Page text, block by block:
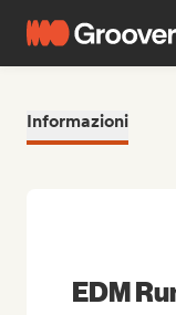
Informazioni
EDM